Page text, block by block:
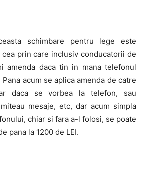
schimbare pentru lege este
prin care inclusiv conducatorii de
amenda daca tin in mana telefonul
acum se aplica amenda de catre
daca se vorbea la telefon, sau
mesaje, etc, dar acum simpla
chiar si fara a-l folosi, se poate
pana la 1200 de LEI.